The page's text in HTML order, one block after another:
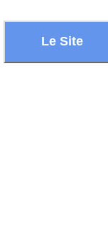
Le Site